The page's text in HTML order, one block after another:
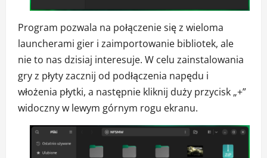
Program pozwala na połączenie się z wieloma
launcherami gier i zaimportowanie bibliotek, ale
nie to nas dzisiaj interesuje. W celu zainstalowania
gry z płyty zacznij od podłączenia napędu i
włożenia płytki, a następnie kliknij duży przycisk „+”
widoczny w lewym górnym rogu ekranu.